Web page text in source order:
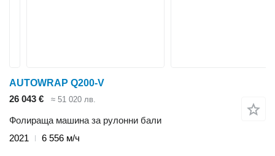
AUTOWRAP Q200-V
26 043 €
≈ 51 020 лв.
Фолираща машина за рулонни бали
2021
6 556 м/ч